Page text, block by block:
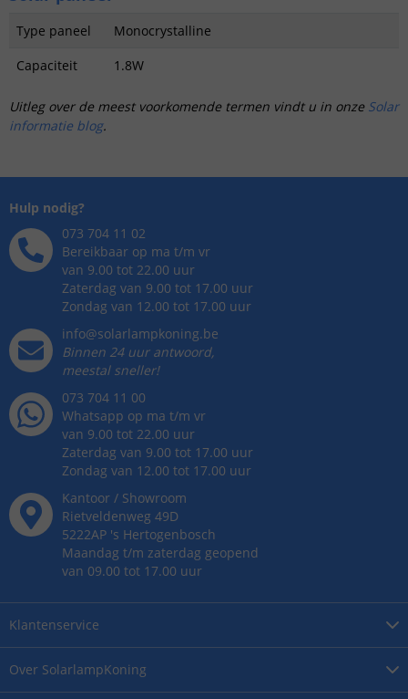
Type paneel
Monocrystalline
Capaciteit
1.8W
Uitleg over de meest voorkomende termen vindt u in onze Solar
informatie blog.
Over SolarlampKoning
Klantenservice
Hulp nodig?
073 704 11 02
Bereikbaar op ma t/m vr
van 9.00 tot 22.00 uur
Zaterdag van 9.00 tot 17.00 uur
Zondag van 12.00 tot 17.00 uur
info@solarlampkoning.be
Binnen 24 uur antwoord,
meestal sneller!
073 704 11 00
Whatsapp op ma t/m vr
van 9.00 tot 22.00 uur
Zaterdag van 9.00 tot 17.00 uur
Zondag van 12.00 tot 17.00 uur
Kantoor / Showroom
Rietveldenweg 49D
5222AP 's Hertogenbosch
Maandag t/m zaterdag geopend
van 09.00 tot 17.00 uur